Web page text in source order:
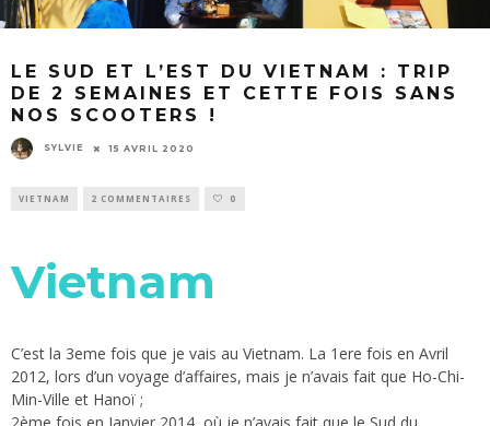
LE SUD ET L’EST DU VIETNAM : TRIP
DE 2 SEMAINES ET CETTE FOIS SANS
NOS SCOOTERS !
SYLVIE 15 AVRIL 2020
VIETNAM 2 COMMENTAIRES 0
Vietnam
C’est la 3eme fois que je vais au Vietnam. La 1ere fois en Avril
2012, lors d’un voyage d’affaires, mais je n’avais fait que Ho-Chi-
Min-Ville et Hanoï ;